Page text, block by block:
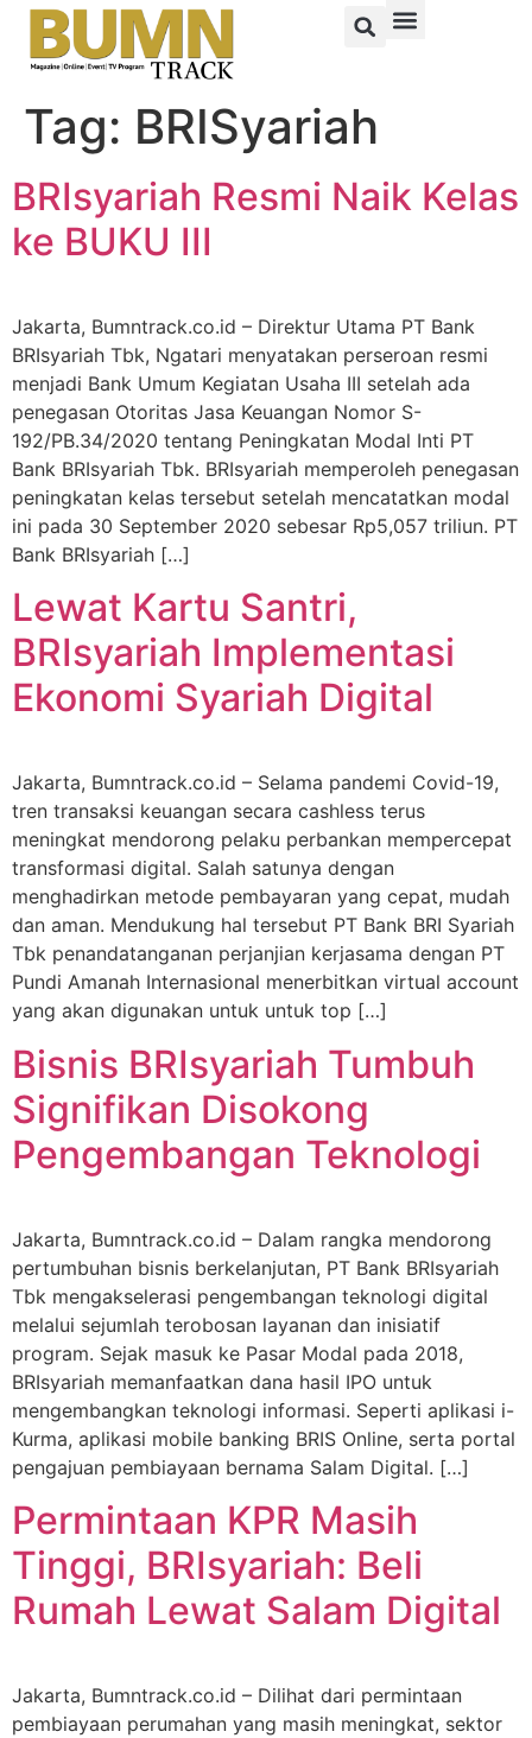
Tag: BRISyariah
BRIsyariah Resmi Naik Kelas
ke BUKU III
Jakarta, Bumntrack.co.id – Direktur Utama PT Bank
BRIsyariah Tbk, Ngatari menyatakan perseroan resmi
menjadi Bank Umum Kegiatan Usaha III setelah ada
penegasan Otoritas Jasa Keuangan Nomor S-
192/PB.34/2020 tentang Peningkatan Modal Inti PT
Bank BRIsyariah Tbk. BRIsyariah memperoleh penegasan
peningkatan kelas tersebut setelah mencatatkan modal
ini pada 30 September 2020 sebesar Rp5,057 triliun. PT
Bank BRIsyariah […]
Lewat Kartu Santri,
BRIsyariah Implementasi
Ekonomi Syariah Digital
Jakarta, Bumntrack.co.id – Selama pandemi Covid-19,
tren transaksi keuangan secara cashless terus
meningkat mendorong pelaku perbankan mempercepat
transformasi digital. Salah satunya dengan
menghadirkan metode pembayaran yang cepat, mudah
dan aman. Mendukung hal tersebut PT Bank BRI Syariah
Tbk penandatanganan perjanjian kerjasama dengan PT
Pundi Amanah Internasional menerbitkan virtual account
yang akan digunakan untuk untuk top […]
Bisnis BRIsyariah Tumbuh
Signifikan Disokong
Pengembangan Teknologi
Jakarta, Bumntrack.co.id – Dalam rangka mendorong
pertumbuhan bisnis berkelanjutan, PT Bank BRIsyariah
Tbk mengakselerasi pengembangan teknologi digital
melalui sejumlah terobosan layanan dan inisiatif
program. Sejak masuk ke Pasar Modal pada 2018,
BRIsyariah memanfaatkan dana hasil IPO untuk
mengembangkan teknologi informasi. Seperti aplikasi i-
Kurma, aplikasi mobile banking BRIS Online, serta portal
pengajuan pembiayaan bernama Salam Digital. […]
Permintaan KPR Masih
Tinggi, BRIsyariah: Beli
Rumah Lewat Salam Digital
Jakarta, Bumntrack.co.id – Dilihat dari permintaan
pembiayaan perumahan yang masih meningkat, sektor